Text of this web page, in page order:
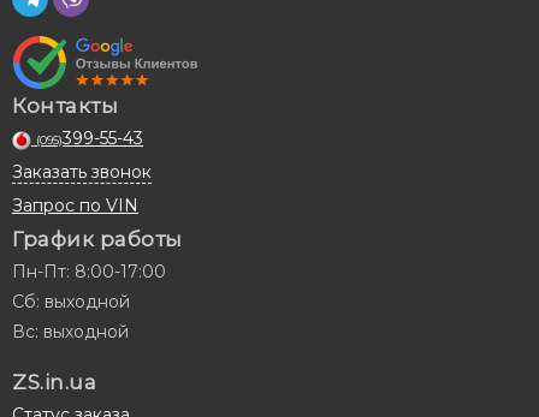
Контакты
(095)399-55-43
Заказать звонок
Запрос по VIN
График работы
Пн-Пт: 8:00-17:00
Сб: выходной
Вс: выходной
ZS.in.ua